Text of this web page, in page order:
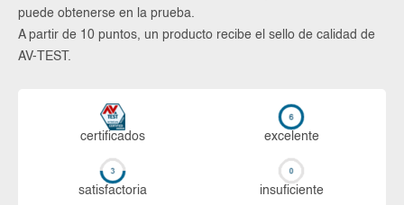
puede obtenerse en la prueba.
A partir de 10 puntos, un producto recibe el sello de calidad de
AV-TEST.
certi­ficados ex­ce­len­te
sa­tis­fac­to­ria in­su­fi­cien­te